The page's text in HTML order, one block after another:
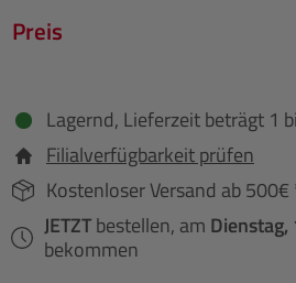
Preis
Lagernd, Lieferzeit beträgt 1
Filialverfügbarkeit prüfen
Kostenloser Versand ab 500€
JETZTbestellen, am
bekommen